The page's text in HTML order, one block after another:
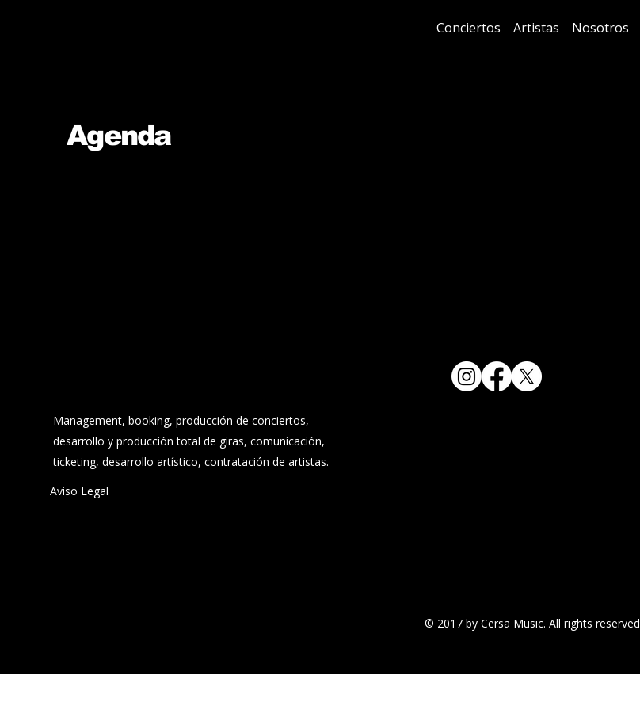
Conciertos Artistas Nosotros
Agenda
Management, booking, producción de conciertos,
desarrollo y producción total de giras, comunicación,
ticketing, desarrollo artístico, contratación de artistas.
Aviso Legal
© 2017 by Cersa Music. All rights reserved